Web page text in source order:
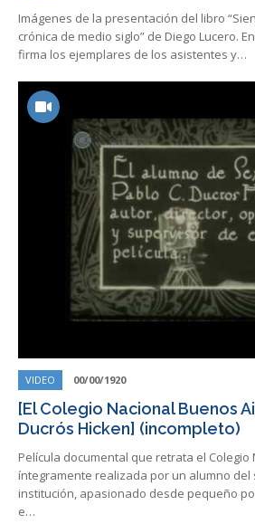
Imágenes de la presentación del libro
crónica de medio siglo” de Diego Lucero.
firma los ejemplares de los asistentes y…
VIDEO 00/00/1920
[El Colegio Nacional Buenos
Ducrós Hicken] (incompleto)
Película documental que retrata el Colegio
íntegramente realizada por un alumno del
institución, apasionado desde pequeño
e…